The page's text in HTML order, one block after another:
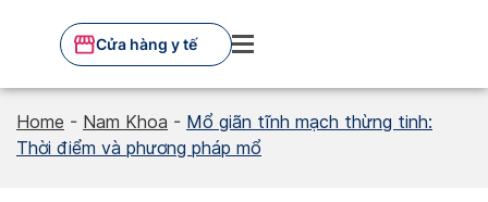
content
Cửa hàng y tế
Home - Nam Khoa - Mổ giãn tĩnh mạch thừng tinh:
Thời điểm và phương pháp mổ